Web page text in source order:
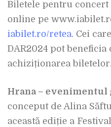
Biletele pentru
online pe
iabilet.ro/retea. Cei
DAR2024 pot beneficia
achiziționarea biletelor.
Hrana –
conceput de Alina
această ediție a